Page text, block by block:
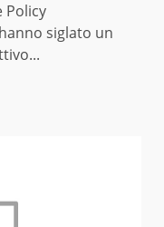
Policy
siglato un